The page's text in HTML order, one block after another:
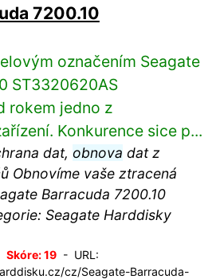
7200.10
označením Seagate
ST3320620AS
rokem jedno z
Konkurence sice p...
dat, obnova dat z
Obnovíme vaše ztracená
Barracuda 7200.10
Seagate Harddisky
Skóre: 19- URL:
cz/Seagate-Barracuda-